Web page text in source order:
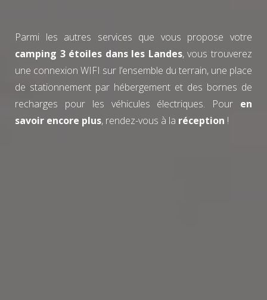
Parmi les autres services que vous propose votre
camping 3 étoiles dans les Landes, vous trouverez
une connexion WIFI sur l’ensemble du terrain, une place
de stationnement par hébergement et des bornes de
recharges pour les véhicules électriques. Pour en
savoir encore plus, rendez-vous à la réception !